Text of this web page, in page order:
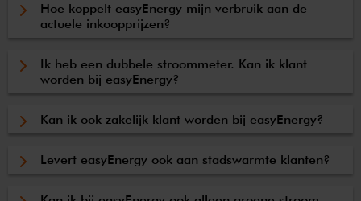
Hoe koppelt easyEnergy mijn verbruik aan de
actuele inkoopprijzen?
Ik heb een dubbele stroommeter. Kan ik klant
worden bij easyEnergy?
Kan ik ook zakelijk klant worden bij easyEnergy?
Levert easyEnergy ook aan stadswarmte klanten?